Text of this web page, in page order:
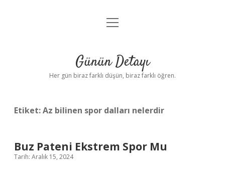
Anasayfa
Yasal Uyarı
menüyü
Günün Detayı
Her gün biraz farklı düşün, biraz farklı öğren.
Etiket:Az bilinen spor dalları nelerdir
Buz Pateni Ekstrem Spor Mu
Tarih: Aralık 15, 2024